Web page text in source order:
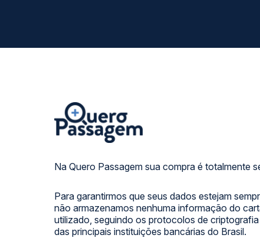
Na Quero Passagem sua compra é totalmente
Para garantirmos que seus dados estejam
não armazenamos nenhuma informação do
utilizado, seguindo os protocolos de
das principais instituições bancárias do Brasil.